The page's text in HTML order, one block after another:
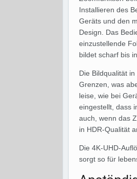
Installieren des
Geräts und den
Design. Das
einzustellende
bildet scharf bis
Die Bildqualität
Grenzen, was
leise, wie bei
eingestellt, dass
auch, wenn das
in HDR-Qualität
Die 4K-UHD-
sorgt so für